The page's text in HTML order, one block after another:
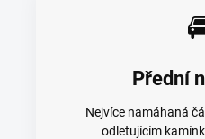
Přední
Nejvíce namáhaná
odletujícím